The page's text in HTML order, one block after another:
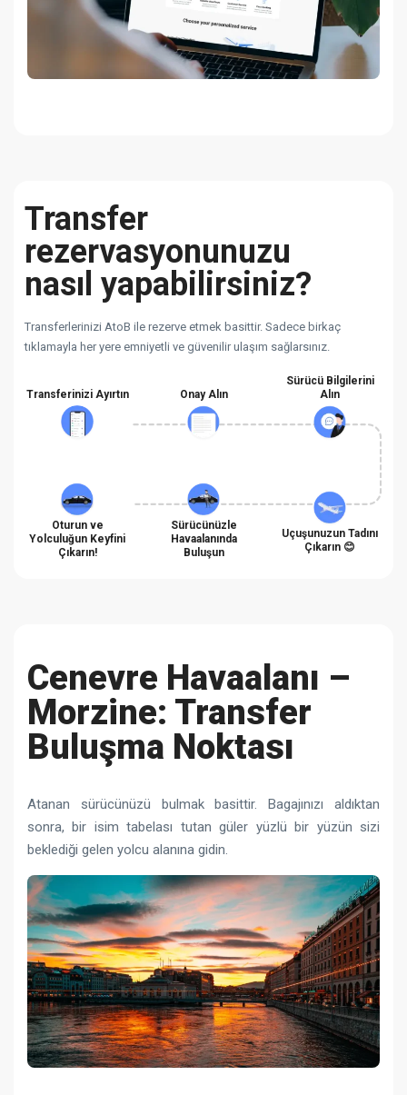
Transfer
rezervasyonunuzu
nasıl yapabilirsiniz?
Transferlerinizi AtoB ile rezerve etmek basittir. Sadece birkaç
tıklamayla her yere emniyetli ve güvenilir ulaşım sağlarsınız.
Transferinizi Ayırtın Onay Alın
Sürücü Bilgilerini
Alın
Oturun ve
Yolculuğun Keyfini
Çıkarın!
Sürücünüzle
Havaalanında
Buluşun
Uçuşunuzun Tadını
Çıkarın 😊
Cenevre Havaalanı –
Morzine: Transfer
Buluşma Noktası
Atanan sürücünüzü bulmak basittir. Bagajınızı aldıktan
sonra, bir isim tabelası tutan güler yüzlü bir yüzün sizi
beklediği gelen yolcu alanına gidin.